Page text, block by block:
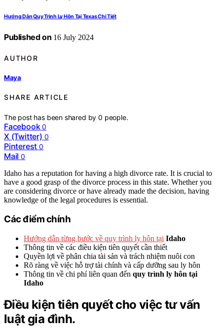
Hướng Dẫn Quy Trình Ly Hôn Tại Texas Chi Tiết
Published on 16 July 2024
AUTHOR
Maya
SHARE ARTICLE
The post has been shared by0 people.
Facebook 0
X (Twitter) 0
Pinterest 0
Mail 0
Idaho has a reputation for having a high divorce rate. It is crucial to
have a good grasp of the divorce process in this state. Whether you
are considering divorce or have already made the decision, having
knowledge of the legal procedures is essential.
Các điểm chính
Hướng dẫn từng bước về quy trình ly hôn tại Idaho
Thông tin về các điều kiện tiên quyết cần thiết
Quyền lợi về phân chia tài sản và trách nhiệm nuôi con
Rõ ràng về việc hỗ trợ tài chính và cấp dưỡng sau ly hôn
Thông tin về chi phí liên quan đến quy trình ly hôn tại
Idaho
Điều kiện tiên quyết cho việc tư vấn
luật gia đình.